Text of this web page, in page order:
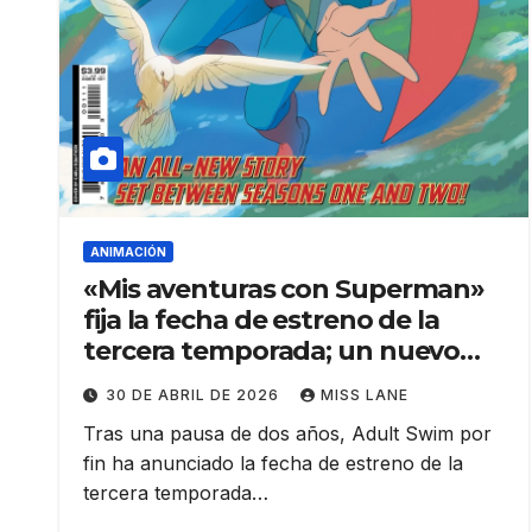
ANIMACIÓN
«Mis aventuras con Superman»
fija la fecha de estreno de la
tercera temporada; un nuevo
póster adelanta «El reinado de
los superhombres»
30 DE ABRIL DE 2026 MISS LANE
Tras una pausa de dos años, Adult Swim por
fin ha anunciado la fecha de estreno de la
tercera temporada…